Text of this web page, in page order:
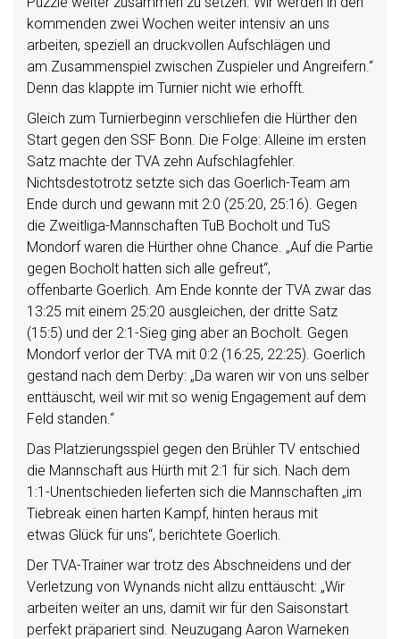
kommenden zwei Wochen weiter intensiv an uns
arbeiten, speziell an druckvollen Aufschlägen und
am Zusammenspiel zwischen Zuspieler und Angreifern.“
Denn das klappte im Turnier nicht wie erhofft.
Gleich zum Turnierbeginn verschliefen die Hürther den
Start gegen den SSF Bonn. Die Folge: Alleine im ersten
Satz machte der TVA zehn Aufschlagfehler.
Nichtsdestotrotz setzte sich das Goerlich-Team am
Ende durch und gewann mit 2:0 (25:20, 25:16). Gegen
die Zweitliga-Mannschaften TuB Bocholt und TuS
Mondorf waren die Hürther ohne Chance. „Auf die Partie
gegen Bocholt hatten sich alle gefreut“,
offenbarte Goerlich. Am Ende konnte der TVA zwar das
13:25 mit einem 25:20 ausgleichen, der dritte Satz
(15:5) und der 2:1-Sieg ging aber an Bocholt. Gegen
Mondorf verlor der TVA mit 0:2 (16:25, 22:25). Goerlich
gestand nach dem Derby: „Da waren wir von uns selber
enttäuscht, weil wir mit so wenig Engagement auf dem
Feld standen.“
Das Platzierungsspiel gegen den Brühler TV entschied
die Mannschaft aus Hürth mit 2:1 für sich. Nach dem
1:1-Unentschieden lieferten sich die Mannschaften „im
Tiebreak einen harten Kampf, hinten heraus mit
etwas Glück für uns“, berichtete Goerlich.
Der TVA-Trainer war trotz des Abschneidens und der
Verletzung von Wynands nicht allzu enttäuscht: „Wir
arbeiten weiter an uns, damit wir für den Saisonstart
perfekt präpariert sind. Neuzugang Aaron Warneken